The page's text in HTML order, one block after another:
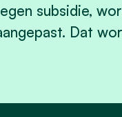
subsidie,
Dat